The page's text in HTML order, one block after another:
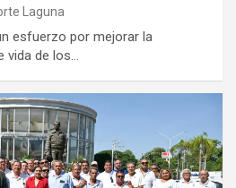
Laguna
esfuerzo por mejorar la
vida de los…